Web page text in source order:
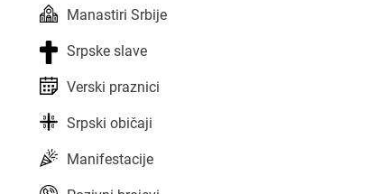
Manastiri Srbije
Srpske slave
Verski praznici
Srpski običaji
Manifestacije